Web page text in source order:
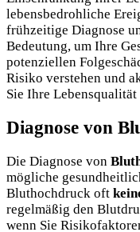
lebensbedrohliche
frühzeitige Diagnose
Bedeutung, um Ihre
potenziellen
Risiko verstehen und
Sie Ihre
Diagnose von
Die Diagnose von
mögliche
Bluthochdruck oft
regelmäßig den
wenn Sie